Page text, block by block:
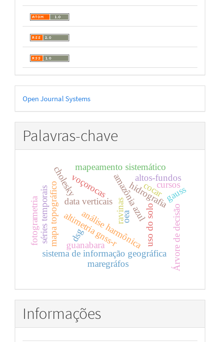
Desenvolvido
por
Open Journal Systems
Palavras-chave
data verticaisamazônia azul
voçorocas
ravinas uso do solo
sistema de informação geográfica Árvore de decisão
mapa topográfico análise harmônica
séries temporais altimetria gnss-r
maregráfos
hidrografia
altos-fundos
fotogrametria
mapeamento sistemático
cocar
dsg
gauss
cholesky
oea
cursos
guanabara
Informações